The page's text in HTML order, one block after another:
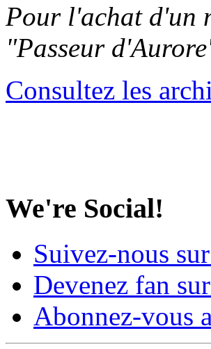
Pour l'achat d'un
"Passeur
Consultez les
We're Social!
Suivez-nous
Devenez fan
Abonnez-vous